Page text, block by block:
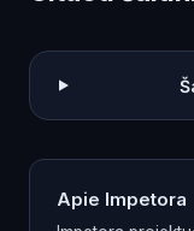
Apie Impetora